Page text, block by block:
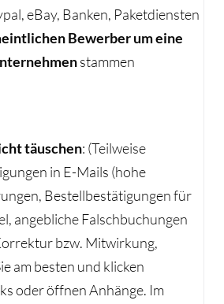
eBay, Banken, Paketdiensten
Bewerber um eine
stammen
täuschen: (Teilweise
in E-Mails (hohe
Bestellbestätigungen für
angebliche Falschbuchungen
bzw. Mitwirkung,
am besten und klicken
oder öffnen Anhänge. Im